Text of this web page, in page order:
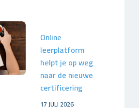
Online
leerplatform
helpt je op weg
naar de nieuwe
certificering
17 JULI 2026